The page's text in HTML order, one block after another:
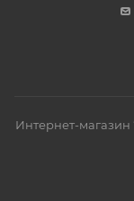
Интернет-магазин